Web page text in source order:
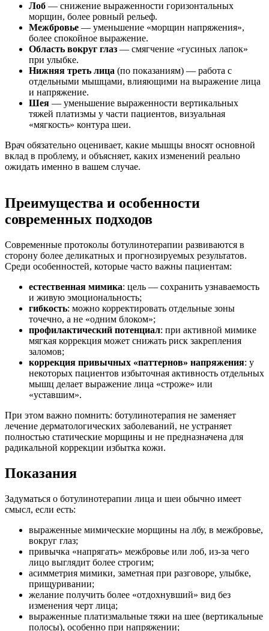
Лоб — снижение выраженности горизонтальных
морщин, более ровный рельеф.
Межбровье — уменьшение «морщин напряжения»,
более спокойное выражение.
Область вокруг глаз — смягчение «гусиных лапок»
при улыбке.
Нижняя треть лица (по показаниям) — работа с
отдельными мышцами, влияющими на выражение лица
и напряжение.
Шея — уменьшение выраженности вертикальных
тяжей платизмы у части пациентов, визуальная
«мягкость» контура шеи.
Врач обязательно оценивает, какие мышцы вносят основной
вклад в проблему, и объясняет, каких изменений реально
ожидать именно в вашем случае.
Преимущества и особенности
современных подходов
Современные протоколы ботулинотерапии развиваются в
сторону более деликатных и прогнозируемых результатов.
Среди особенностей, которые часто важны пациентам:
естественная мимика: цель — сохранить узнаваемость
и живую эмоциональность;
гибкость: можно корректировать отдельные зоны
точечно, а не «одним блоком»;
профилактический потенциал: при активной мимике
мягкая коррекция может снижать риск закрепления
заломов;
коррекция привычных «паттернов» напряжения: у
некоторых пациентов избыточная активность отдельных
мышц делает выражение лица «строже» или
«уставшим».
При этом важно помнить: ботулинотерапия не заменяет
лечение дерматологических заболеваний, не устраняет
полностью статические морщины и не предназначена для
радикальной коррекции избытка кожи.
Показания
Задуматься о ботулинотерапии лица и шеи обычно имеет
смысл, если есть:
выраженные мимические морщины на лбу, в межбровье,
вокруг глаз;
привычка «напрягать» межбровье или лоб, из-за чего
лицо выглядит более строгим;
асимметрия мимики, заметная при разговоре, улыбке,
прищуривании;
желание получить более «отдохнувший» вид без
изменения черт лица;
выраженные платизмальные тяжи на шее (вертикальные
полосы), особенно при напряжении;